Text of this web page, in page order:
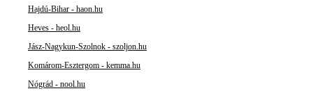
Hajdú-Bihar - haon.hu
Heves - heol.hu
Jász-Nagykun-Szolnok - szoljon.hu
Komárom-Esztergom - kemma.hu
Nógrád - nool.hu